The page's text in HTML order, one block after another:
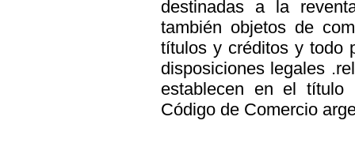
destinadas a la
también objetos de
títulos y créditos y todo
disposiciones legales
establecen en el
Código de Comercio